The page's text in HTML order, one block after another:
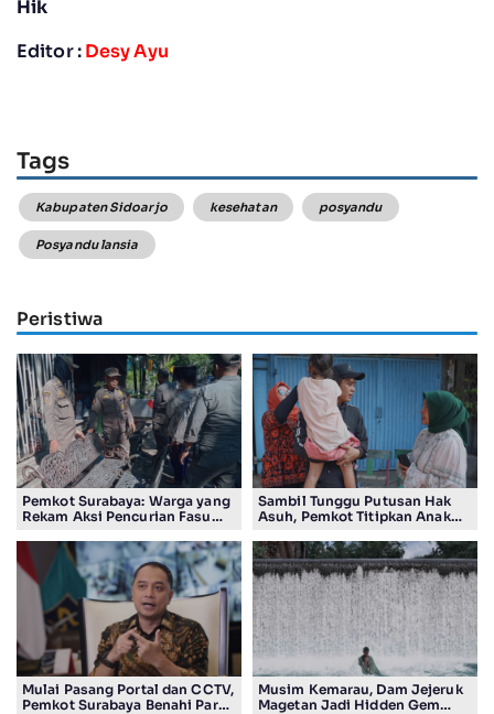
Hik
Editor :Desy Ayu
Tags
Kabupaten Sidoarjo kesehatan posyandu
Posyandu lansia
Peristiwa
Pemkot Surabaya: Warga yang
Rekam Aksi Pencurian Fasum
Ribu
Sambil Tunggu Putusan Hak
Asuh, Pemkot Titipkan Anak
Aman Kota Surabaya
Mulai Pasang Portal dan CCTV,
Pemkot Surabaya Benahi Parkir
Musim Kemarau, Dam Jejeruk
Magetan Jadi Hidden Gem